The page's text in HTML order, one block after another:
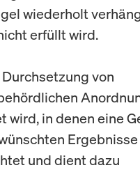
wiederholt
erfüllt wird.
von
wird, in denen eine
Ergebnisse
und dient dazu